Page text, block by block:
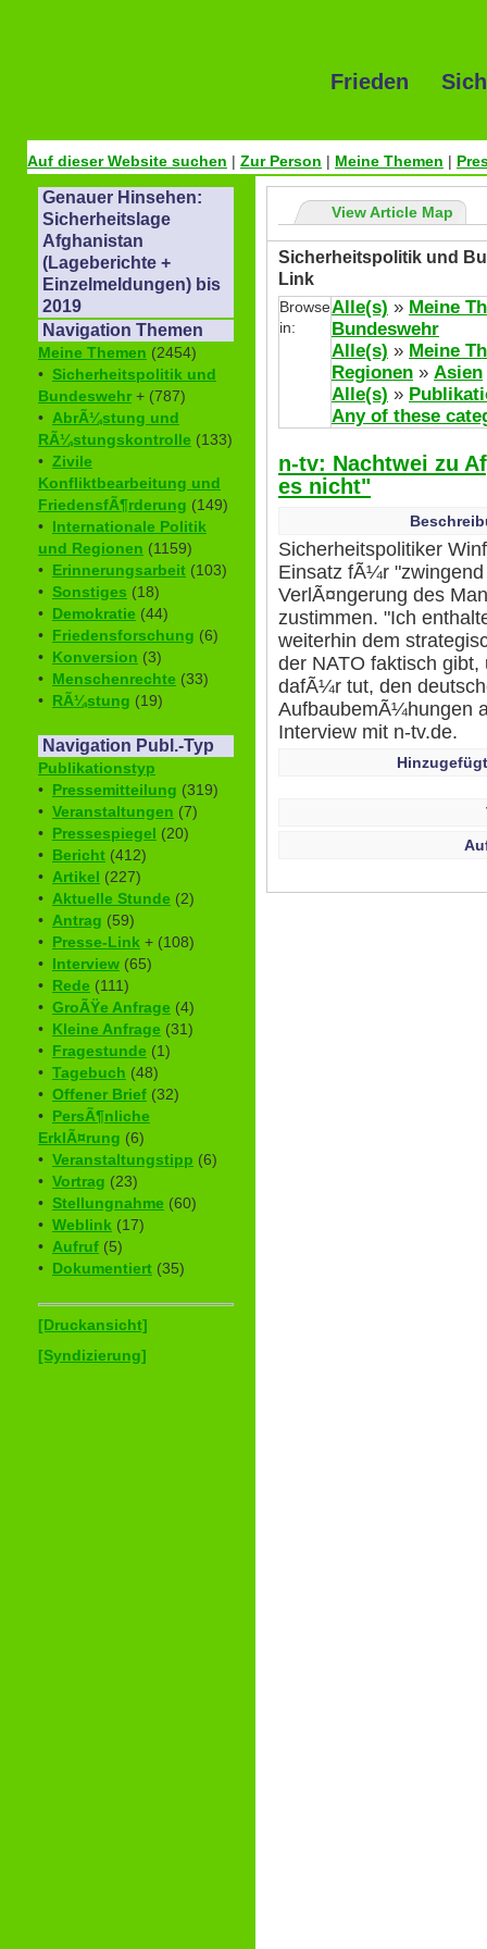
Frieden
Auf dieser Website suchen | Zur Person | Meine Themen |
Genauer Hinsehen:
Sicherheitslage
Afghanistan
(Lageberichte +
Einzelmeldungen) bis
2019
Navigation Themen
Meine Themen (2454)
• Sicherheitspolitik und
Bundeswehr + (787)
• AbrÃ¼stung und
RÃ¼stungskontrolle (133)
• Zivile
Konfliktbearbeitung und
FriedensfÃ¶rderung (149)
• Internationale Politik
und Regionen (1159)
• Erinnerungsarbeit (103)
• Sonstiges (18)
• Demokratie (44)
• Friedensforschung (6)
• Konversion (3)
• Menschenrechte (33)
• RÃ¼stung (19)
Navigation Publ.-Typ
Publikationstyp
• Pressemitteilung (319)
• Veranstaltungen (7)
• Pressespiegel (20)
• Bericht (412)
• Artikel (227)
• Aktuelle Stunde (2)
• Antrag (59)
• Presse-Link + (108)
• Interview (65)
• Rede (111)
• GroÃŸe Anfrage (4)
• Kleine Anfrage (31)
• Fragestunde (1)
• Tagebuch (48)
• Offener Brief (32)
• PersÃ¶nliche
ErklÃ¤rung (6)
• Veranstaltungstipp (6)
• Vortrag (23)
• Stellungnahme (60)
• Weblink (17)
• Aufruf (5)
• Dokumentiert (35)
[Druckansicht]
[Syndizierung]
View Article Map
Sicherheitspolitik und
Link
Browse
in:
Alle(s) » Meine
Bundeswehr
Alle(s) » Meine
Regionen » Asien
Alle(s) »
Any of these
n-tv: Nachtwei zu
es nicht"
Sicherheitspolitiker
Einsatz fÃ¼r
VerlÃ¤ngerung des
zustimmen. "Ich
weiterhin dem
der NATO faktisch
dafÃ¼r tut, den
AufbaubemÃ¼hungen
Interview mit n-tv.de.